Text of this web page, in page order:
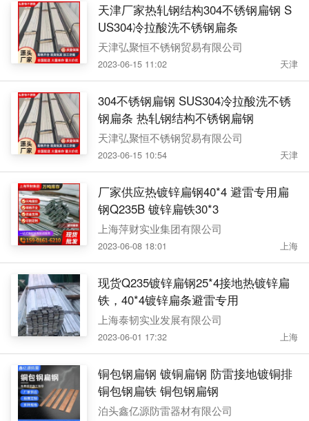
天津厂家热轧钢结构304不锈钢扁钢 S
US304冷拉酸洗不锈钢扁条
天津弘聚恒不锈钢贸易有限公司
2023-06-15 11:02 天津
304不锈钢扁钢 SUS304冷拉酸洗不锈
钢扁条 热轧钢结构不锈钢扁钢
天津弘聚恒不锈钢贸易有限公司
2023-06-15 10:54 天津
厂家供应热镀锌扁钢40*4 避雷专用扁
钢Q235B 镀锌扁铁30*3
上海萍财实业集团有限公司
2023-06-08 18:01 上海
现货Q235镀锌扁钢25*4接地热镀锌扁
铁，40*4镀锌扁条避雷专用
上海泰韧实业发展有限公司
2023-06-01 17:32 上海
铜包钢扁钢 镀铜扁钢 防雷接地镀铜排
铜包钢扁铁 铜包钢扁钢
泊头鑫亿源防雷器材有限公司